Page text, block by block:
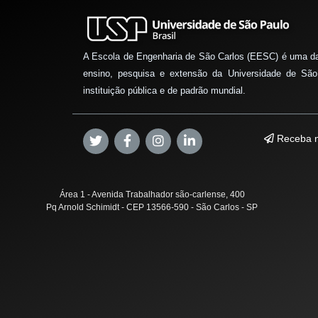
A Escola de Engenharia de São Carlos (EESC) é uma
ensino, pesquisa e extensão da Universidade de
instituição pública e de padrão mundial.
Receba
Área 1 - Avenida Trabalhador são-carlense, 400
Pq Arnold Schimidt - CEP 13566-590 - São Carlos - SP